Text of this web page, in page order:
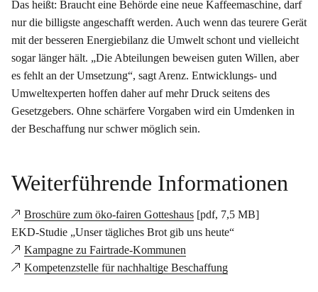
Das heißt: Braucht eine Behörde eine neue Kaffeemaschine, darf
nur die billigste angeschafft werden. Auch wenn das teurere Gerät
mit der besseren Energiebilanz die Umwelt schont und vielleicht
sogar länger hält. „Die Abteilungen beweisen guten Willen, aber
es fehlt an der Umsetzung“, sagt Arenz. Entwicklungs- und
Umweltexperten hoffen daher auf mehr Druck seitens des
Gesetzgebers. Ohne schärfere Vorgaben wird ein Umdenken in
der Beschaffung nur schwer möglich sein.
Weiterführende Informationen
Broschüre zum öko-fairen Gotteshaus [pdf, 7,5 MB]
EKD-Studie „Unser tägliches Brot gib uns heute“
Kampagne zu Fairtrade-Kommunen
Kompetenzstelle für nachhaltige Beschaffung